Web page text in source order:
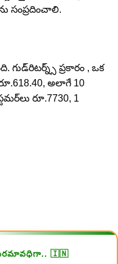
సంప్రదించాలి.
గుడ్‌రిటర్న్స్ ప్రకారం , ఒక
అలాగే 10
రూ.7730, 1
🇮🇳